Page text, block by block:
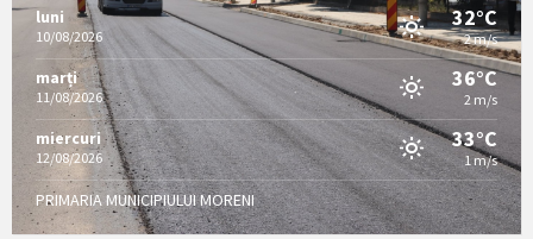
luni
10/08/2026
32°C
2 m/s
marți
11/08/2026
36°C
2 m/s
miercuri
12/08/2026
33°C
1 m/s
PRIMARIA MUNICIPIULUI MORENI